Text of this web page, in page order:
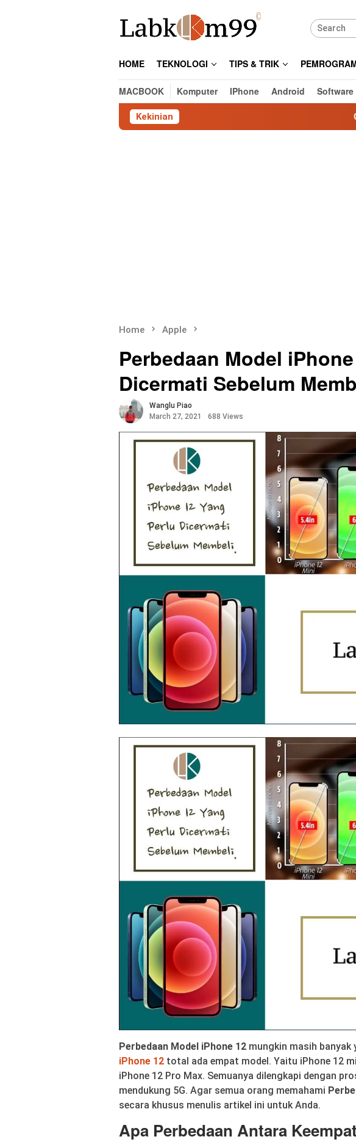
HOME TEKNOLOGI TIPS & TRIK
MACBOOK Komputer IPhone Android Software
Kekinian Cara Cek
Home Apple
Perbedaan Model
Dicermati Sebelum
Wanglu Piao
March 27, 2021
688 Views
Perbedaan Model iPhone 12 mungkin masih banyak
iPhone 12 total ada empat model. Yaitu iPhone 12
iPhone 12 Pro Max. Semuanya dilengkapi dengan
mendukung 5G. Agar semua orang memahami
secara khusus menulis artikel ini untuk Anda.
Apa Perbedaan Antara